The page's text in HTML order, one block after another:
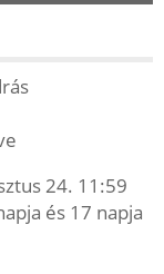
24. 11:59
és 17 napja